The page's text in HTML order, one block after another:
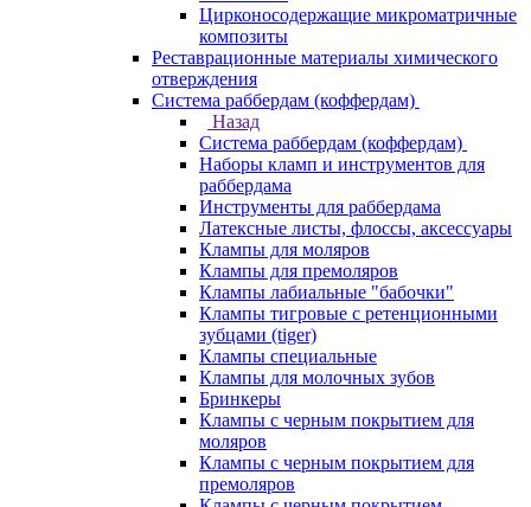
Цирконосодержащие микроматричные
композиты
Реставрационные материалы химического
отверждения
Система раббердам (коффердам)
Назад
Система раббердам (коффердам)
Наборы кламп и инструментов для
раббердама
Инструменты для раббердама
Латексные листы, флоссы, аксессуары
Клампы для моляров
Клампы для премоляров
Клампы лабиальные "бабочки"
Клампы тигровые с ретенционными
зубцами (tiger)
Клампы специальные
Клампы для молочных зубов
Бринкеры
Клампы с черным покрытием для
моляров
Клампы с черным покрытием для
премоляров